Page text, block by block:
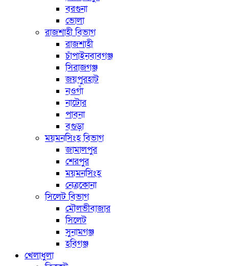
বরগুনা
ভোলা
রাজশাহী বিভাগ
রাজশাহী
চাঁপাইনবাবগঞ্জ
সিরাজগঞ্জ
জয়পুরহাট
নওগাঁ
নাটোর
পাবনা
বগুড়া
ময়মনসিংহ বিভাগ
জামালপুর
শেরপুর
ময়মনসিংহ
নেত্রকোনা
সিলেট বিভাগ
মৌলভীবাজার
সিলেট
সুনামগঞ্জ
হবিগঞ্জ
খেলাধুলা